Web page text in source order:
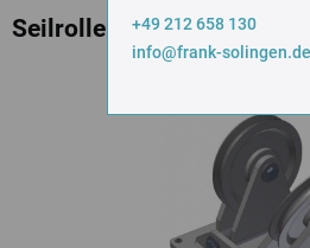
Seilrollen zweifach
+49 212 658 130
info@frank-solingen.de